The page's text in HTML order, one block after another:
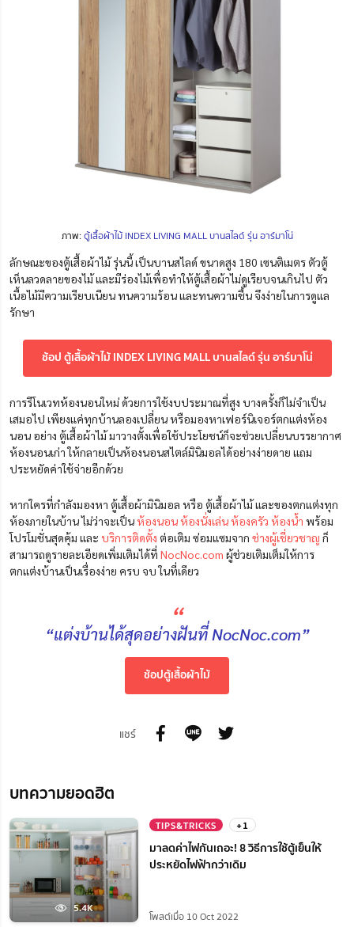
ภาพ:ตู้เสื้อผ้าไม้ INDEX LIVING MALL บานสไลด์ รุ่น อาร์มาโน่
ลักษณะของตู้เสื้อผ้าไม้ รุ่นนี้ เป็นบานสไลด์ ขนาดสูง 180 เซนติเมตร ตัวตู้
เห็นลวดลายของไม้ และมีร่องไม้เพื่อทำให้ตู้เสื้อผ้าไม่ดูเรียบจนเกินไป ตัว
เนื้อไม้มีความเรียบเนียน ทนความร้อน และทนความชื้น จึงง่ายในการดูแล
รักษา
ช้อป ตู้เสื้อผ้าไม้ INDEX LIVING MALL บานสไลด์ รุ่น อาร์มาโน่
การรีโนเวทห้องนอนใหม่ ด้วยการใช้งบประมาณที่สูง บางครั้งก็ไม่จำเป็น
เสมอไป เพียงแค่ทุกบ้านลองเปลี่ยน หรือมองหาเฟอร์นิเจอร์ตกแต่งห้อง
นอน อย่าง ตู้เสื้อผ้าไม้ มาวางตั้งเพื่อใช้ประโยชน์ก็จะช่วยเปลี่ยนบรรยากาศ
ห้องนอนเก่า ให้กลายเป็นห้องนอนสไตล์มินิมอลได้อย่างง่ายดาย แถม
ประหยัดค่าใช้จ่ายอีกด้วย
หากใครที่กำลังมองหา ตู้เสื้อผ้ามินิมอล หรือ ตู้เสื้อผ้าไม้ และของตกแต่งทุก
ห้องภายในบ้าน ไม่ว่าจะเป็น ห้องนอน ห้องนั่งเล่น ห้องครัว ห้องน้ำ พร้อม
โปรโมชั่นสุดคุ้ม และ บริการติดตั้ง ต่อเติม ซ่อมแซมจาก ช่างผู้เชี่ยวชาญ ก็
สามารถดูรายละเอียดเพิ่มเติมได้ที่ NocNoc.com ผู้ช่วยเติมเต็มให้การ
ตกแต่งบ้านเป็นเรื่องง่าย ครบ จบ ในที่เดียว
“
“แต่งบ้านได้สุดอย่างฝันที่ NocNoc.com”
ช้อปตู้เสื้อผ้าไม้
แชร์
บทความยอดฮิต
5.4K
TIPS&TRICKS +1
มาลดค่าไฟกันเถอะ! 8 วิธีการใช้ตู้เย็นให้
ประหยัดไฟฟ้ากว่าเดิม
โพสต์เมื่อ 10 Oct 2022